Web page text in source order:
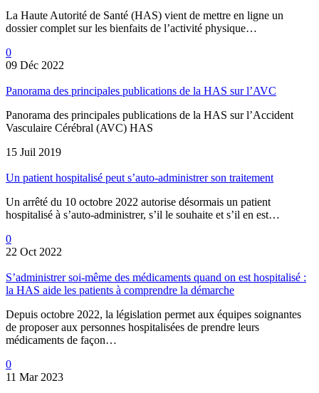
La Haute Autorité de Santé (HAS) vient de mettre en ligne un
dossier complet sur les bienfaits de l’activité physique…
0
09 Déc 2022
Panorama des principales publications de la HAS sur l’AVC
Panorama des principales publications de la HAS sur l’Accident
Vasculaire Cérébral (AVC) HAS
15 Juil 2019
Un patient hospitalisé peut s’auto-administrer son traitement
Un arrêté du 10 octobre 2022 autorise désormais un patient
hospitalisé à s’auto-administrer, s’il le souhaite et s’il en est…
0
22 Oct 2022
S’administrer soi-même des médicaments quand on est hospitalisé :
la HAS aide les patients à comprendre la démarche
Depuis octobre 2022, la législation permet aux équipes soignantes
de proposer aux personnes hospitalisées de prendre leurs
médicaments de façon…
0
11 Mar 2023